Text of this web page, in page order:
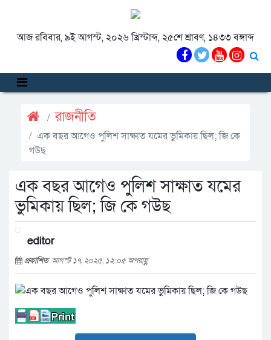
আজ রবিবার, ৯ই আগস্ট, ২০২৬ খ্রিস্টাব্দ, ২৫শে শ্রাবণ, ১৪৩৩ বঙ্গাব্দ
রাজনীতি
এক বছর আগেও পুলিশ সাক্ষাত যমের ভুমিকায় ছিল; জি কে
গউছ
এক বছর আগেও পুলিশ সাক্ষাত যমের
ভুমিকায় ছিল; জি কে গউছ
editor
প্রকাশিত আগস্ট ১৭, ২০২৫, ১২:০৫ অপরাহ্ণ